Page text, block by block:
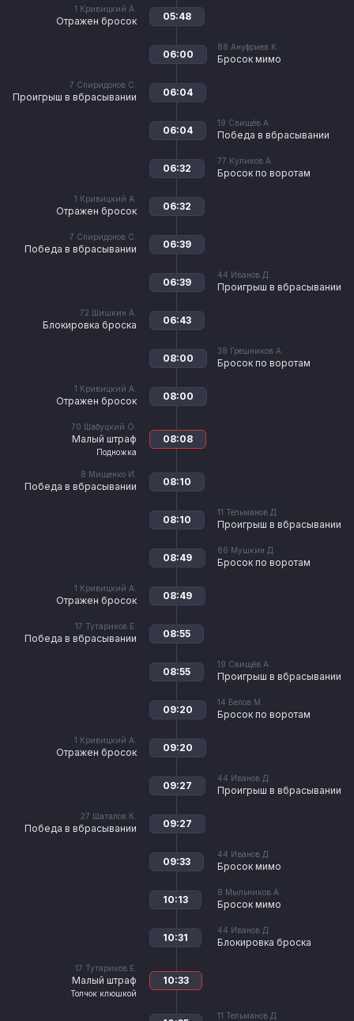
1 Кривицкий А.
Отражен бросок 05:48
88 Ануфриев К.
Бросок мимо
06:00
7 Спиридонов С.
Проигрыш в вбрасывании 06:04
19 Свищёв А.
Победа в вбрасывании
06:04
77 Куликов А.
Бросок по воротам
06:32
1 Кривицкий А.
Отражен бросок 06:32
7 Спиридонов С.
Победа в вбрасывании 06:39
44 Иванов Д.
Проигрыш в вбрасывании
06:39
72 Шишкин А.
Блокировка броска 06:43
38 Грешников А.
Бросок по воротам
08:00
1 Кривицкий А.
Отражен бросок 08:00
70 Шабуцкий О.
Малый штраф
Подножка
08:08
8 Мищенко И.
Победа в вбрасывании 08:10
11 Тельманов Д.
Проигрыш в вбрасывании
08:10
86 Мушкин Д.
Бросок по воротам
08:49
1 Кривицкий А.
Отражен бросок 08:49
17 Тутариков Е.
Победа в вбрасывании 08:55
19 Свищёв А.
Проигрыш в вбрасывании
08:55
14 Белов М.
Бросок по воротам
09:20
1 Кривицкий А.
Отражен бросок 09:20
44 Иванов Д.
Проигрыш в вбрасывании
09:27
27 Шаталов К.
Победа в вбрасывании 09:27
44 Иванов Д.
Бросок мимо
09:33
8 Мыльников А.
Бросок мимо
10:13
44 Иванов Д.
Блокировка броска
10:31
17 Тутариков Е.
Малый штраф
Толчок клюшкой
10:33
11 Тельманов Д.